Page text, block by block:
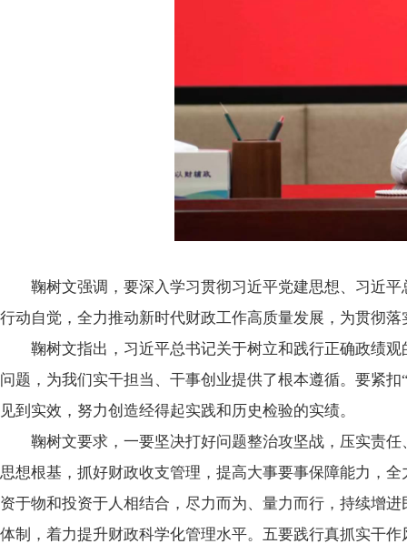
鞠树文强调，要深入学习贯彻习近平党建思想、习近
行动自觉，全力推动新时代财政工作高质量发展，为贯彻
鞠树文指出，习近平总书记关于树立和践行正确政绩
问题，为我们实干担当、干事创业提供了根本遵循。要紧
见到实效，努力创造经得起实践和历史检验的实绩。
鞠树文要求，一要坚决打好问题整治攻坚战，压实责
思想根基，抓好财政收支管理，提高大事要事保障能力，
资于物和投资于人相结合，尽力而为、量力而行，持续增
体制，着力提升财政科学化管理水平。五要践行真抓实干